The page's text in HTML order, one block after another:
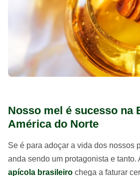
Nosso mel é sucesso na
América do Norte
Se é para adoçar a vida dos nossos
anda sendo um protagonista e tanto.
apícola brasileiro chega a faturar